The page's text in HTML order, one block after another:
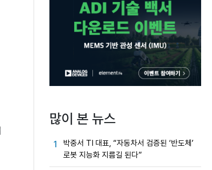
많이 본 뉴스
1
박중서 TI 대표, “자동차서 검증된 ‘반도체’
로봇 지능화 지름길 된다”